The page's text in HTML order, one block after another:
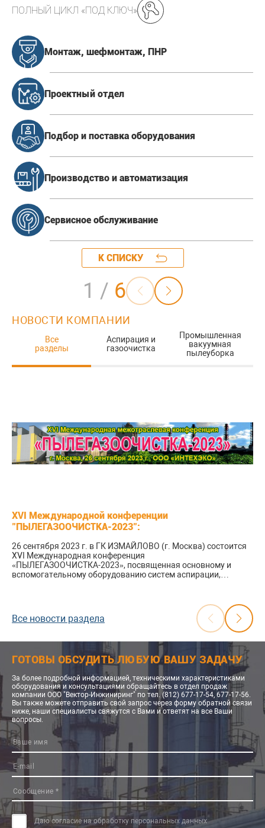
ПОЛНЫЙ ЦИКЛ «ПОД КЛЮЧ»
Монтаж, шефмонтаж, ПНР
Проектный отдел
Подбор и поставка оборудования
Производство и автоматизация
Сервисное обслуживание
К СПИСКУ
1 / 6
НОВОСТИ КОМПАНИИ
Все
разделы
Аспирация и
газоочистка
Промышленная
вакуумная
пылеуборка
XVI Международной конференции
"ПЫЛЕГАЗООЧИСТКА-2023":
26 сентября 2023 г. в ГК ИЗМАЙЛОВО (г. Москва) состоится
XVI Международная конференция
«ПЫЛЕГАЗООЧИСТКА-2023», посвященная основному и
вспомогательному оборудованию систем аспирации,
бумажной, химической и других отраслей промышленности.
Международная конференция «ПЫЛЕГАЗООЧИСТКА»
ежегодно проводится ООО «ИНТЕХЭКО» с 2008 года и
комплексно охватывает основные решения и оборудование
для защиты атмосферы от промышленных выбросов:
системы очистки газов и воздуха от пыли, золы, диоксида
меркаптанов и других вредных веществ.
Все новости раздела
ГОТОВЫ ОБСУДИТЬ ЛЮБУЮ ВАШУ ЗАДАЧУ
За более подробной информацией, техническими характеристиками
оборудования и консультациями обращайтесь в отдел продаж
компании ООО "Вектор-Инжиниринг" по тел. (812) 677-17-54, 677-17-56.
Вы также можете отправить свой запрос через форму обратной связи
ниже, наши специалисты свяжутся с Вами и ответят на все Ваши
вопросы.
Даю согласие на обработку персональных данных